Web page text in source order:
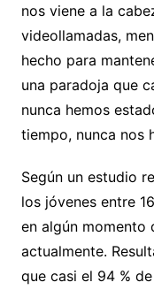
nos viene a la
videollamadas,
hecho para
una paradoja que
nunca hemos
tiempo, nunca nos
Según un estudio
los jóvenes entre
en algún momento
actualmente.
que casi el 94 %